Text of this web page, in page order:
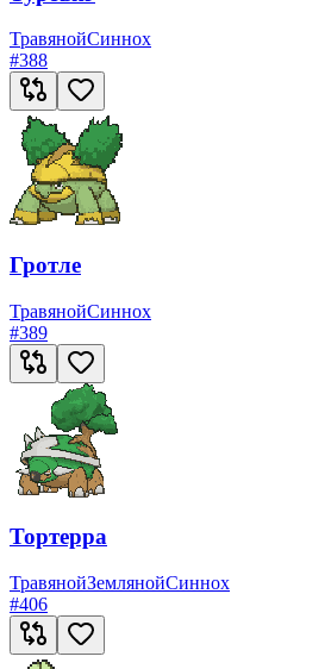
ТравянойСиннох
#388
Гротле
ТравянойСиннох
#389
Тортерра
ТравянойЗемлянойСиннох
#406